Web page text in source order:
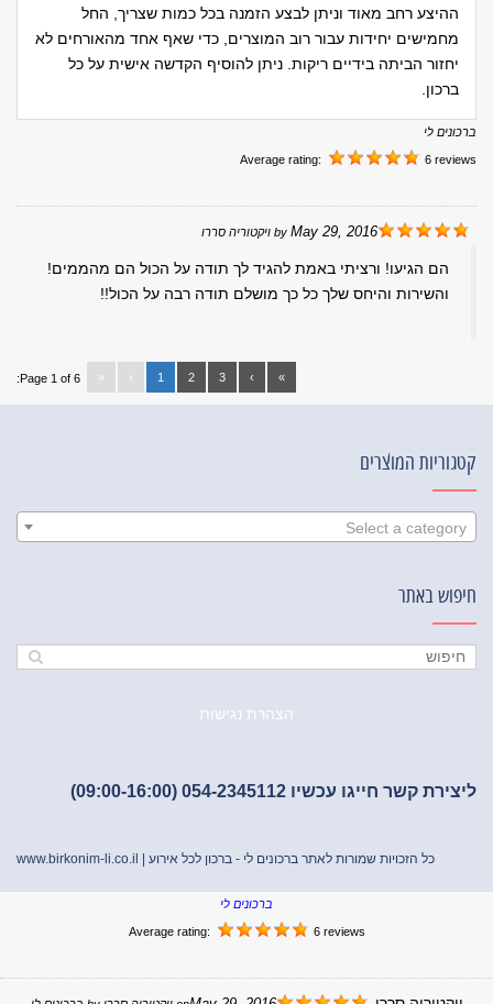
ההיצע רחב מאוד וניתן לבצע הזמנה בכל כמות שצריך, החל
מחמישים יחידות עבור רוב המוצרים, כדי שאף אחד מהאורחים לא
יחזור הביתה בידיים ריקות. ניתן להוסיף הקדשה אישית על כל
ברכון.
ברכונים לי
Average rating: 6 reviews
May 29, 2016 ויקטוריה סררו
הם הגיעו! ורציתי באמת להגיד לך תודה על הכול הם מהממים!
והשירות והיחס שלך כל כך מושלם תודה רבה על הכול!!
Page 1 of 6: « ‹ 1 2 3 › »
קטגוריות המוצרים
Select a category
חיפוש באתר
הצהרת נגישות
ליצירת קשר חייגו עכשיו 054-2345112 (09:00-16:00)
כל הזכויות שמורות לאתר ברכונים לי - ברכון לכל אירוע | www.birkonim-li.co.il
ברכונים לי
Average rating: 6 reviews